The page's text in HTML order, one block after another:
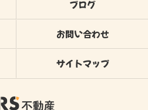
ブログ
お問い合わせ
サイトマップ